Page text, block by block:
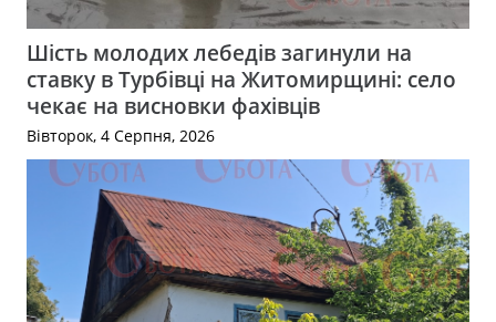
Шість молодих лебедів загинули на
ставку в Турбівці на Житомирщині: село
чекає на висновки фахівців
Вівторок, 4 Серпня, 2026